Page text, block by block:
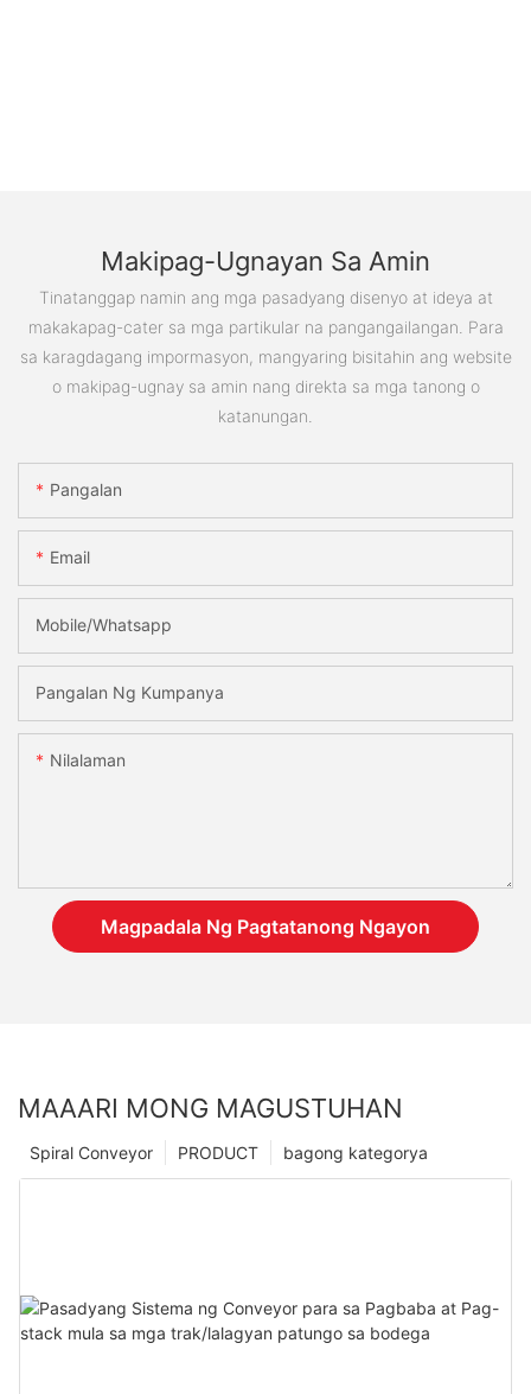
Makipag-Ugnayan Sa Amin
Tinatanggap namin ang mga pasadyang disenyo at ideya at
makakapag-cater sa mga partikular na pangangailangan. Para
sa karagdagang impormasyon, mangyaring bisitahin ang website
o makipag-ugnay sa amin nang direkta sa mga tanong o
katanungan.
Pangalan
Email
Mobile/Whatsapp
Pangalan Ng Kumpanya
Nilalaman
Magpadala Ng Pagtatanong Ngayon
MAAARI MONG MAGUSTUHAN
bagong kategorya
PRODUCT
Spiral Conveyor